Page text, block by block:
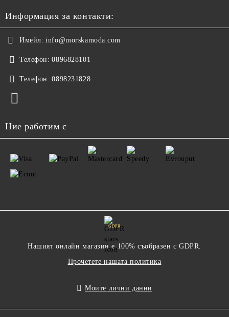
Информация за контакти:
Имейл: info@morskamoda.com
Телефон: 0896828101
Телефон: 0898231828
Ние работим с
GDPR
Нашият онлайн магазин е 100% съобразен с GDPR.
Прочетете нашата политика
Моите лични данни